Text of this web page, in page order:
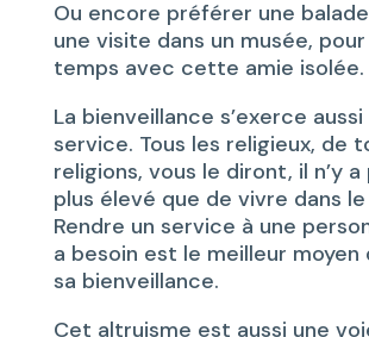
Ou encore préférer une
une visite dans un musée,
temps avec cette amie isolée.
La bienveillance s’exerce
service. Tous les religieux, de
religions, vous le diront, il n’y
plus élevé que de vivre dans
Rendre un service à une
a besoin est le meilleur moyen
sa bienveillance.
Cet altruisme est aussi une